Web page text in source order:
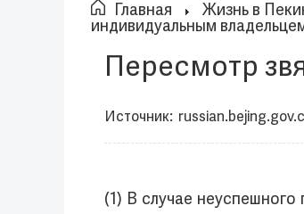
Главная Жизнь в
индивидуальным
Пересмотр
Источник:
(1) В случае неуспешного